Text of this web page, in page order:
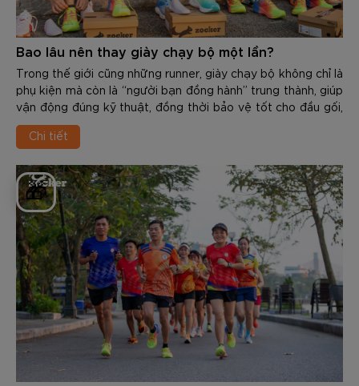
🎁
Bao lâu nên thay giày chạy bộ một lần?
Trong thế giới cũng những runner, giày chạy bộ không chỉ là
phụ kiện mà còn là “người bạn đồng hành” trung thành, giúp
vận động đúng kỹ thuật, đồng thời bảo vệ tốt cho đầu gối,
cổ chân, khớp hàng và cột sống. Tuy nhiên, mọi vật dùng
đều có độ bền và tuổi thọ nhất định. Việc sử dụng 1 đôi giày
nhân gây ra các chấn thương nghiêm trọng như: Viêm cân
gan chân, đau cẳng chân, viêm khớp…
Chi tiết